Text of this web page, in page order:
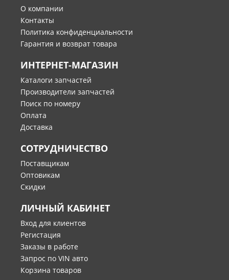
О компании
Контакты
Политика конфиденциальности
Гарантия и возврат товара
ИНТЕРНЕТ-МАГАЗИН
Каталоги запчастей
Производители запчастей
Поиск по номеру
Оплата
Доставка
СОТРУДНИЧЕСТВО
Поставщикам
Оптовикам
Скидки
ЛИЧНЫЙ КАБИНЕТ
Вход для клиентов
Регистация
Заказы в работе
Запрос по VIN авто
Корзина товаров